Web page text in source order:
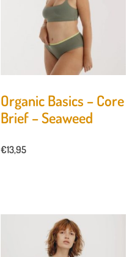
Organic Basics – Core
Brief – Seaweed
€13,95